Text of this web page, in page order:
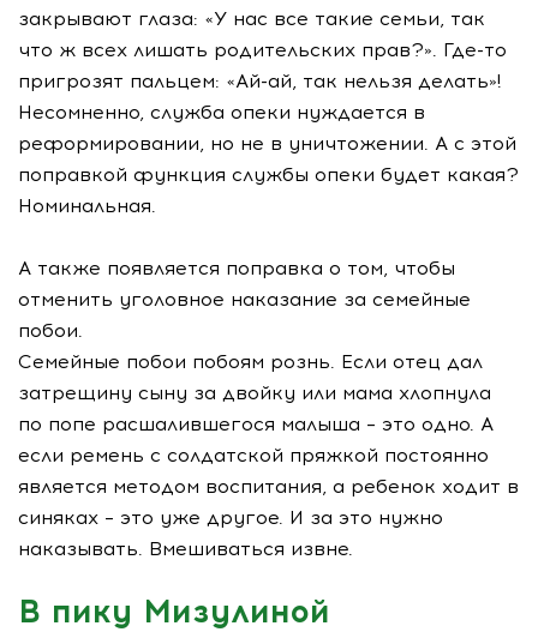
закрывают глаза: «У нас все такие семьи, так
что ж всех лишать родительских прав?». Где-то
пригрозят пальцем: «Ай-ай, так нельзя делать»!
Несомненно, служба опеки нуждается в
реформировании, но не в уничтожении. А с этой
поправкой функция службы опеки будет какая?
Номинальная.
А также появляется поправка о том, чтобы
отменить уголовное наказание за семейные
побои.
Семейные побои побоям рознь. Если отец дал
затрещину сыну за двойку или мама хлопнула
по попе расшалившегося малыша – это одно. А
если ремень с солдатской пряжкой постоянно
является методом воспитания, а ребенок ходит в
синяках – это уже другое. И за это нужно
наказывать. Вмешиваться извне.
В пику Мизулиной